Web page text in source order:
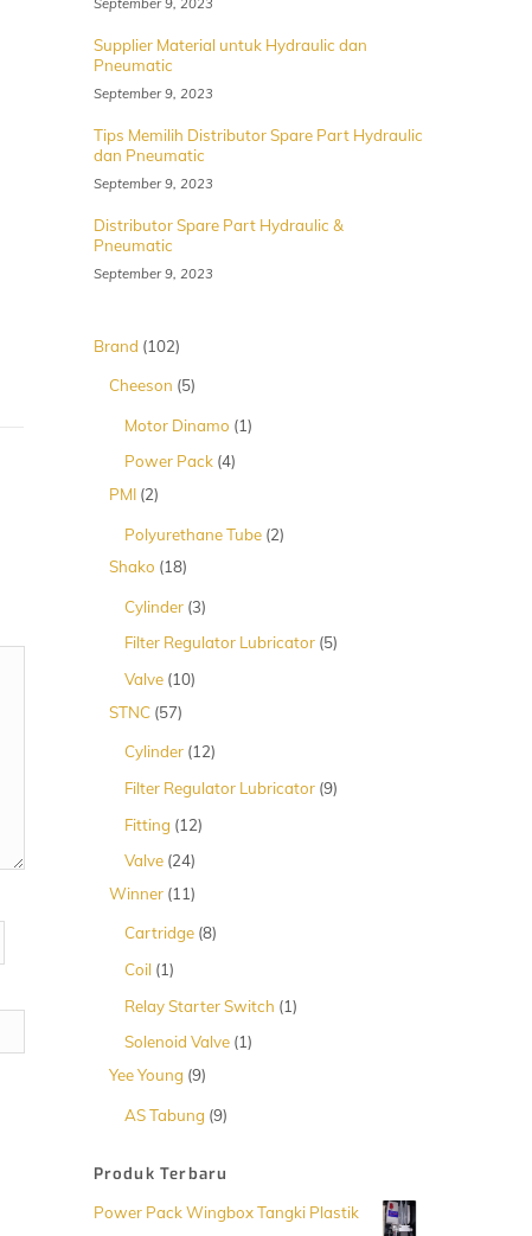
September 9, 2023
Supplier Material untuk Hydraulic dan
Pneumatic
September 9, 2023
Tips Memilih Distributor Spare Part Hydraulic
dan Pneumatic
September 9, 2023
Distributor Spare Part Hydraulic &
Pneumatic
September 9, 2023
Brand 102102
Cheeson 55
Motor Dinamo
11
Power Pack 44
PMI 22
Polyurethane Tube 22
Shako 1818
Cylinder 33
Filter Regulator Lubricator 55
Valve 1010
STNC 5757
Cylinder 1212
Filter Regulator Lubricator 99
Fitting 1212
Valve 2424
Winner 1111
Cartridge 88
Coil 11
Relay Starter Switch 11
Solenoid Valve 11
Yee Young 99
AS Tabung 99
Produk Terbaru
Power Pack Wingbox Tangki Plastik